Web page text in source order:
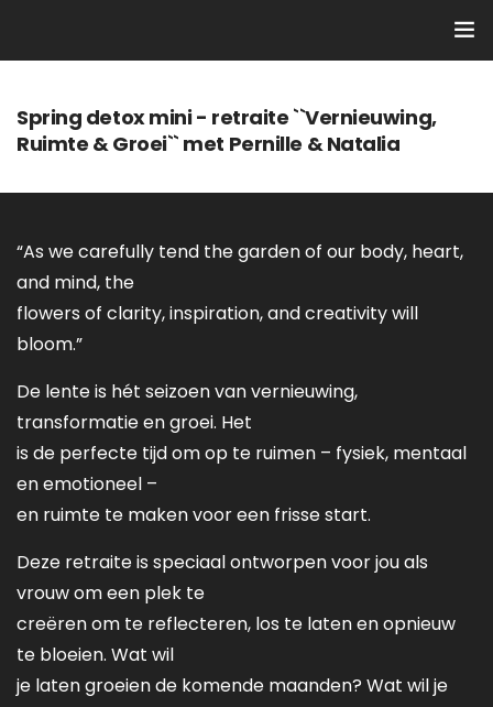
Yoga stijlen
Rooster
Trainingen & Workshops
Contact
Spring detox mini - retraite ``Vernieuwing,
Ruimte & Groei`` met Pernille & Natalia
“As we carefully tend the garden of our body, heart,
and mind, the
flowers of clarity, inspiration, and creativity will
bloom.”
De lente is hét seizoen van vernieuwing,
transformatie en groei. Het
is de perfecte tijd om op te ruimen – fysiek, mentaal
en emotioneel –
en ruimte te maken voor een frisse start.
Deze retraite is speciaal ontworpen voor jou als
vrouw om een plek te
creëren om te reflecteren, los te laten en opnieuw
te bloeien. Wat wil
je laten groeien de komende maanden? Wat wil je